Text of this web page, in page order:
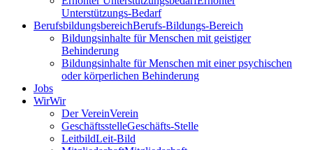
Unterstützungs-Bedarf
BerufsbildungsbereichBerufs-Bildungs-Bereich
Bildungsinhalte für Menschen mit geistiger
Behinderung
Bildungsinhalte für Menschen mit einer psychischen
oder körperlichen Behinderung
Jobs
WirWir
Der VereinVerein
GeschäftsstelleGeschäfts-Stelle
LeitbildLeit-Bild